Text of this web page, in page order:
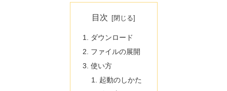
目次
ダウンロード
ファイルの展開
使い方
起動のしかた